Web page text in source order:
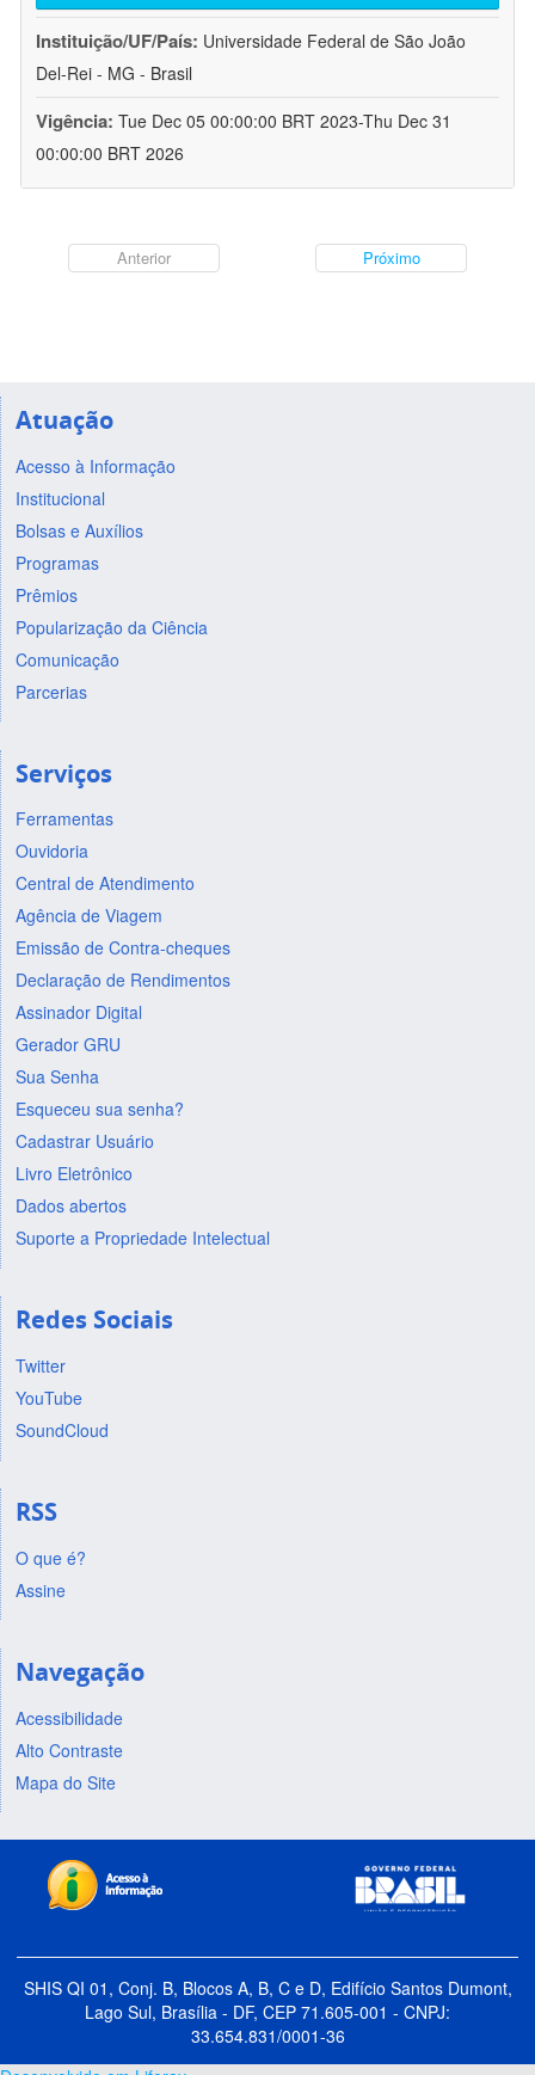
Instituição/UF/País: Universidade Federal de São João
Del-Rei - MG - Brasil
Vigência: Tue Dec 05 00:00:00 BRT 2023-Thu Dec 31
00:00:00 BRT 2026
Anterior Próximo
Atuação
Acesso à Informação
Institucional
Bolsas e Auxílios
Programas
Prêmios
Popularização da Ciência
Comunicação
Parcerias
Serviços
Ferramentas
Ouvidoria
Central de Atendimento
Agência de Viagem
Emissão de Contra-cheques
Declaração de Rendimentos
Assinador Digital
Gerador GRU
Sua Senha
Esqueceu sua senha?
Cadastrar Usuário
Livro Eletrônico
Dados abertos
Suporte a Propriedade Intelectual
Redes Sociais
Twitter
YouTube
SoundCloud
RSS
O que é?
Assine
Navegação
Acessibilidade
Alto Contraste
Mapa do Site
SHIS QI 01, Conj. B, Blocos A, B, C e D, Edifício Santos Dumont,
Lago Sul, Brasília - DF, CEP 71.605-001 - CNPJ:
33.654.831/0001-36